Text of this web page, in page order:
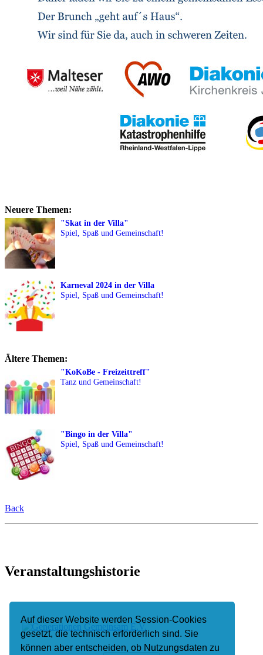
Auf dieser Website werden Session-Cookies
gesetzt, die technisch erforderlich sind. Sie
können aber entscheiden, ob Nutzungsdaten zu
Neuere Themen:
"Skat in der Villa"
Spiel, Spaß und Gemeinschaft!
Karneval 2024 in der Villa
Spiel, Spaß und Gemeinschaft!
Ältere Themen:
"KoKoBe - Freizeittreff"
Tanz und Gemeinschaft!
"Bingo in der Villa"
Spiel, Spaß und Gemeinschaft!
Back
Veranstaltungshistorie